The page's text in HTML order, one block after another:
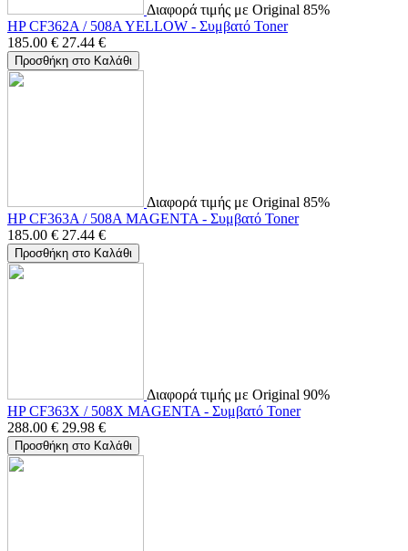
Διαφορά τιμής με Original 85%
HP CF362A / 508A YELLOW - Συμβατό Toner
185.00 € 27.44 €
Προσθήκη στο Καλάθι
Διαφορά τιμής με Original 85%
HP CF363A / 508A MAGENTA - Συμβατό Toner
185.00 € 27.44 €
Προσθήκη στο Καλάθι
Διαφορά τιμής με Original 90%
HP CF363X / 508X MAGENTA - Συμβατό Toner
288.00 € 29.98 €
Προσθήκη στο Καλάθι